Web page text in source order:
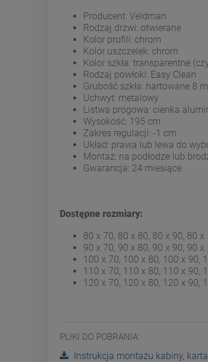
Producent: Veldman
Rodzaj drzwi: otwierane
Kolor profili: chrom
Kolor uszczelek: chrom
Kolor szkła: transparentne
Rodzaj powłoki: Easy Clean
Grubość szkła: hartowane 8
Uchwyt: metalowy
Listwa progowa: cienka
Wysokość: 195 cm
Zakres regulacji: -1 cm
Układ: prawa lub lewa do
Montaż: na podłodze lub
Gwarancja: 24 miesiące
Dostępne rozmiary:
80 x 70, 80 x 80, 80 x 90, 80
90 x 70, 90 x 80, 90 x 90, 90
100 x 70, 100 x 80, 100 x 90,
110 x 70, 110 x 80, 110 x 90,
120 x 70, 120 x 80, 120 x 90,
PLIKI DO POBRANIA:
Instrukcja montażu kabiny,